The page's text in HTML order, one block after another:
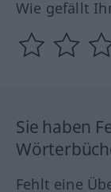
Wie gefällt
Sie haben
Fehlt eine